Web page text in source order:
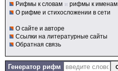
Рифмы к словам и рифмы к именам
О рифме и стихосложении в сети
О сайте и авторе
Ссылки на литературные сайты
Обратная связь
Генератор рифм